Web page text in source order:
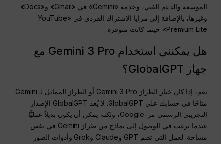
الموسعة والدعم الفني، وخدمة «Gemini» في «Gmail» و«Docs»
وغيرها، بالإضافة إلى مزايا الاشتراك الفردي في «YouTube
Premium Lite» حيثما كانت متوفرة.
هل يمكنني استخدام Gemini 3 Pro مع
جهاز GlobalGPT؟
نعم، إذا كان خيار الطراز Gemini 3 Pro أو الطراز المماثل لـ Gemini
متاحًا في حسابك على GlobalGPT. لا يُعد GlobalGPT الإصدار
التجريبي الرسمي من Google، ولكنه يمكن أن يكون بديلاً عمليًّا
عندما ترغب في الوصول إلى نماذج من طراز Gemini في نفس
مساحة العمل التي تضم GPT وClaude وGrok وأدوات الصور